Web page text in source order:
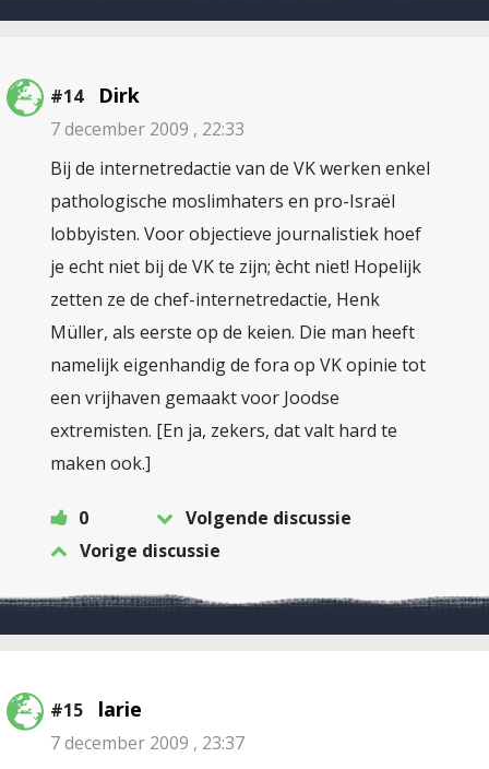
#14 Dirk
7 december 2009 , 22:33
Bij de internetredactie van de VK werken enkel
pathologische moslimhaters en pro-Israël
lobbyisten. Voor objectieve journalistiek hoef
je echt niet bij de VK te zijn; ècht niet! Hopelijk
zetten ze de chef-internetredactie, Henk
Müller, als eerste op de keien. Die man heeft
namelijk eigenhandig de fora op VK opinie tot
een vrijhaven gemaakt voor Joodse
extremisten. [En ja, zekers, dat valt hard te
maken ook.]
0
Volgende discussie
Vorige discussie
#15 larie
7 december 2009 , 23:37